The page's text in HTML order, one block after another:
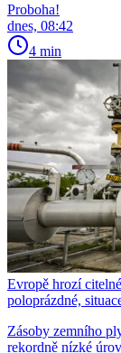
Proboha!
dnes, 08:42
4 min
Evropě hrozí
poloprázdné,
Zásoby zemního
rekordně nízké